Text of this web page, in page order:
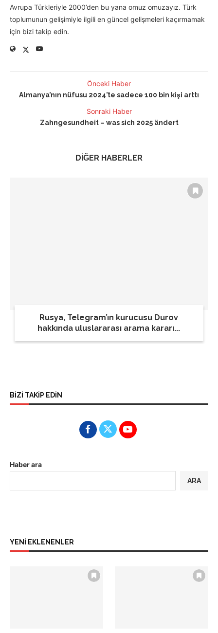
Avrupa Türkleriyle 2000’den bu yana omuz omuzayız. Türk
toplumunun gelişimiyle ilgili en güncel gelişmeleri kaçırmamak
için bizi takip edin.
Önceki Haber
Almanya’nın nüfusu 2024’te sadece 100 bin kişi arttı
Sonraki Haber
Zahngesundheit – was sich 2025 ändert
DİĞER HABERLER
Rusya, Telegram’ın kurucusu Durov
hakkında uluslararası arama kararı...
BİZİ TAKİP EDİN
Haber ara
ARA
YENİ EKLENENLER